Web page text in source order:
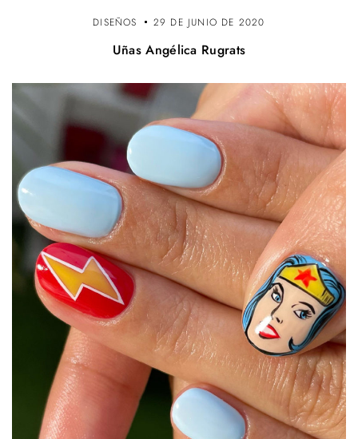
DISEÑOS 29 DE JUNIO DE 2020
Uñas Angélica Rugrats